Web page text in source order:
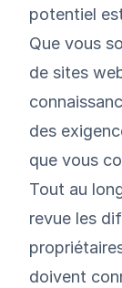
potentiel
Que vous
de sites
des
que vous
Tout au
revue les
doivent